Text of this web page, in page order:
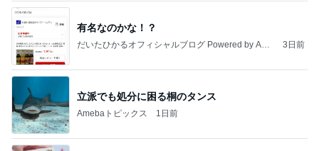
有名なのかな！？
だいたひかるオフィシャルブログ Powered by Ame
3日前
立派でも処分に困る桐のタンス
Amebaトピックス 1日前